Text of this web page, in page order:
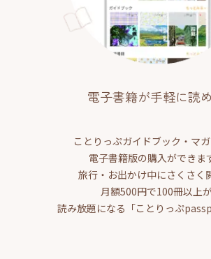
電子書籍が手軽に読
ことりっぷガイドブック・マ
電子書籍版の購入ができま
旅行・お出かけ中にさくさく
月額500円で100冊以上
読み放題になる「ことりっぷ